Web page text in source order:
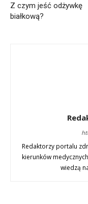
Z czym jeść odżywkę
białkową?
Redaktorzy portalu
kierunków
wiedzą